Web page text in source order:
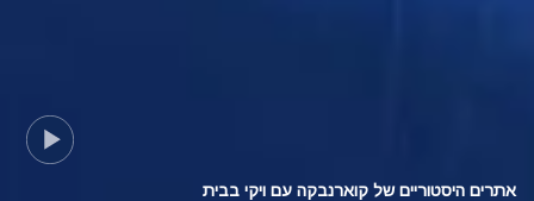
אתרים היסטוריים של קוארנבקה עם ויקי בבית